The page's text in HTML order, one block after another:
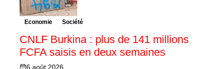
Economie Société
CNLF Burkina : plus de 141 millions
FCFA saisis en deux semaines
6 août 2026